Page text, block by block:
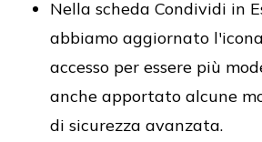
Nella scheda Condividi in
abbiamo aggiornato
accesso per essere più
anche apportato alcune
di sicurezza avanzata.